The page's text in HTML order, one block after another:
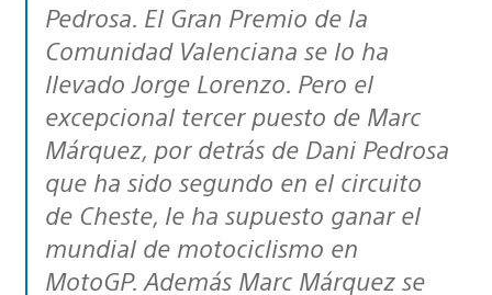
Pedrosa. El Gran Premio de la
Comunidad Valenciana se lo ha
llevado Jorge Lorenzo. Pero el
excepcional tercer puesto de Marc
Márquez, por detrás de Dani Pedrosa
que ha sido segundo en el circuito
de Cheste, le ha supuesto ganar el
mundial de motociclismo en
MotoGP. Además Marc Márquez se